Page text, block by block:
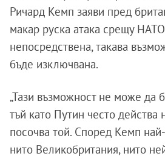
Ричард Кемп заяви пред
макар руска атака срещу
непосредствена, такава
бъде изключвана.
„Тази възможност не може да
тъй като Путин често действа
посочва той. Според Кемп
нито Великобритания, нито